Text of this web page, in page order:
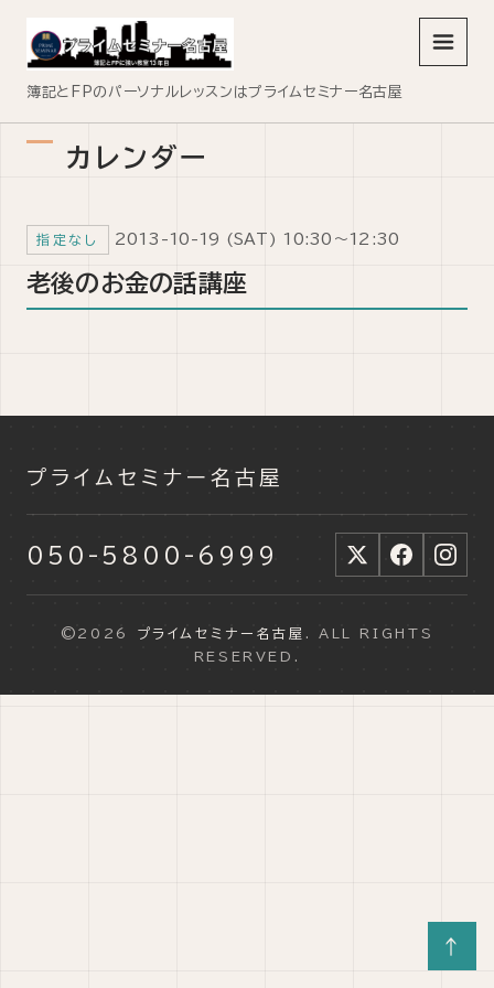
↑
簿記とFPのパーソナルレッスンはプライムセミナー名古屋
メニュ
カレンダー
指定なし 2013-10-19 (SAT) 10:30～12:30
老後のお金の話講座
プライムセミナー名古屋
050-5800-6999
©2026 プライムセミナー名古屋
. ALL RIGHTS
RESERVED.